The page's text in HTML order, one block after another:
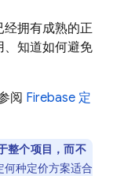
经拥有成熟的正
、知道如何避免
阅 Firebase 定
整个项目，而不
何种定价方案适合